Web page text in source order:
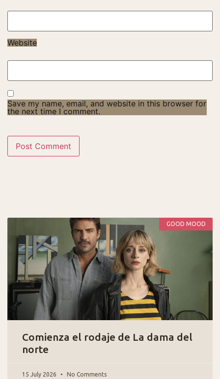
Website
Save my name, email, and website in this browser for
the next time I comment.
GOOD MOOD
Comienza el rodaje de La dama del
norte
15 July 2026 No Comments